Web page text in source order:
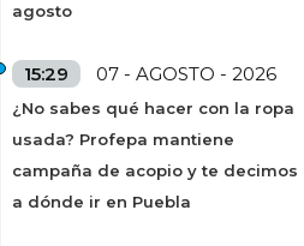
agosto
15:29 07 - AGOSTO - 2026
¿No sabes qué hacer con la ropa
usada? Profepa mantiene
campaña de acopio y te decimos
a dónde ir en Puebla